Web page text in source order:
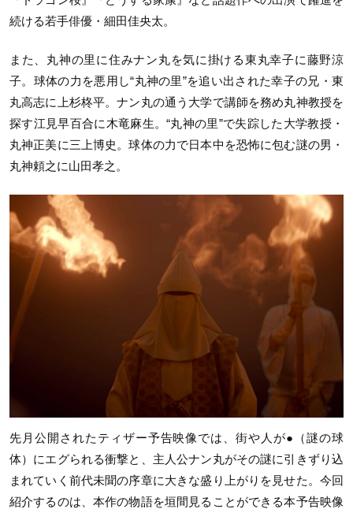
続ける若手俳優・細田佳央太。
また、丸神の里に住みナン丸を気に掛ける東丸幸子に藤野涼
子。球体の力を悪用し“丸神の里”を追い出された幸子の兄・東
丸高志に上杉柊平。ナン丸の通う大学で講師を務め丸神教授を
探す江見早百合に木竜麻生。“丸神の里”で失踪した大学教授・
丸神正美に三上博史。球体の力で日本中を恐怖に包む謎の男・
丸神頼之に山田孝之。
先月公開されたティザー予告映像では、街や人が●（謎の球
体）にエグられる衝撃と、主人公ナン丸がその謎に引きずり込
まれていく前代未聞の序章に大きな盛り上がりを見せた。今回
紹介するのは、本作の物語を垣間見ることができる本予告映像